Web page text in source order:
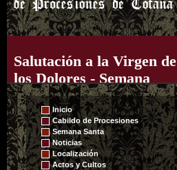
Salutación a la Virgen de
los Dolores - Semana
Santa 2009
Inicio
Cabildo de Procesiones
Semana Santa
Noticias
Localización
Actos y Cultos